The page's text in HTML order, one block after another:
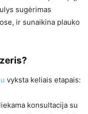
sugėrimas
ir sunaikina plauko
vyksta keliais etapais:
konsultacija su